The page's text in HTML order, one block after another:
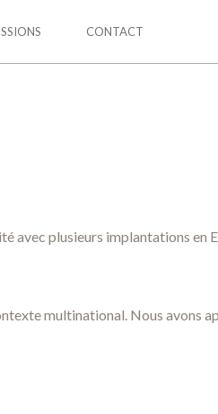
CONTACT
avec plusieurs implantations en
multinational. Nous avons